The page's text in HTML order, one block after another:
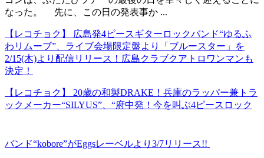
なった。 先に、この日の発表事か ...
【レコチョク】 広島発4ピースギターロックバンド“ゆるふ
わリムーブ”、ライブ会場限定盤より「ブルースター」を
2/15(木)より配信リリース！広島クラブクアトロワンマンも
決定！
【レコチョク】 20歳の和製DRAKE！兵庫のラッパー兼トラ
ックメーカー“SILYUS”、“府中発！今を叫ぶ4ピースロック
バンド“kobore”がEggsレーベルより3/7リリース!!